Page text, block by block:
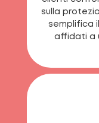
sulla
semplifica
affidati a